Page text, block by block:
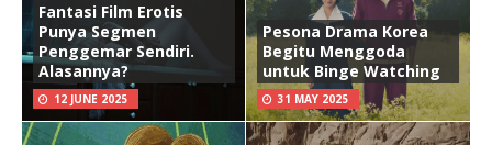
Fantasi Film Erotis
Punya Segmen
Penggemar Sendiri.
Alasannya?
12 JUNE 2025
Pesona Drama Korea
Begitu Menggoda
untuk Binge Watching
31 MAY 2025